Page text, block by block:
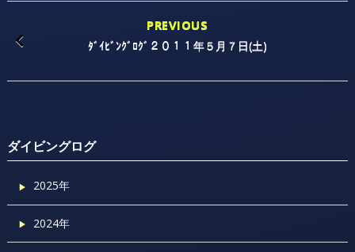
PREVIOUS
ﾀﾞｲﾋﾞﾝｸﾞﾛｸﾞ２０１１年５月７日(土)
ダイビングログ
2025年
2024年